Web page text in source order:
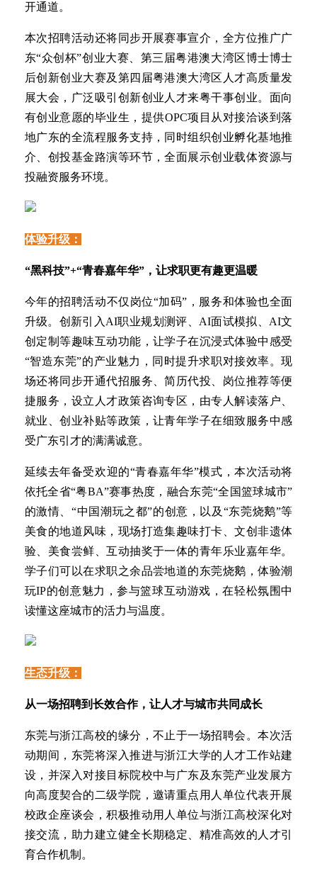
开通道。
本次招聘活动还将同步开展赛事宣介，全方位推广广
东“众创杯”创业大赛、第三届粤港澳大湾区博士博士
后创新创业大赛及第四届粤港澳大湾区人才高质量发
展大会，广泛吸引创新创业人才来粤干事创业。面向
有创业意愿的毕业生，提供OPC项目从对接洽谈到落
地广东的全流程服务支持，同时组织创业孵化基地推
介、创投基金路演等环节，全面展示创业载体资源与
投融资服务环境。
体验升级：
“黑科技”+“青春嘉年华”，让求职更有趣更温暖
今年的招聘活动不仅岗位“加码”，服务和体验也全面
升级。创新引入AI职业规划测评、AI面试模拟、AI文
创定制等趣味互动功能，让学子在沉浸式体验中感受
“智造东莞”的产业魅力，同时提升求职对接效率。现
场还将同步开通代招服务、简历代投、岗位推荐等便
捷服务，设立人才政策咨询专区，由专人解读落户、
就业、创业补贴等政策，让青年学子在细致服务中感
受广东引才的满满诚意。
延续去年备受欢迎的“青春嘉年华”模式，本次活动将
依托全省“粤BA”赛事热度，融合东莞“全国篮球城市”
的激情、“中国潮玩之都”的创意，以及“东莞烧鹅”等
美食的地道风味，现场打造集趣味打卡、文创非遗体
验、美食尝鲜、互动抽奖于一体的青年乐业嘉年华。
学子们可以在求职之余品尝地道的东莞烧鹅，体验潮
玩IP的创意魅力，参与篮球互动游戏，在轻松氛围中
读懂这座城市的活力与温度。
生态升级：
从一场招聘到长效合作，让人才与城市共同成长
东莞与浙江高校的缘分，不止于一场招聘会。本次活
动期间，东莞将深入推进与浙江大学的人才工作站建
设，并深入对接目标院校中与广东及东莞产业发展方
向高度契合的二级学院，邀请重点用人单位代表开展
校政企座谈会，积极推动用人单位与浙江高校深化对
接交流，助力建立健全长期稳定、精准高效的人才引
育合作机制。